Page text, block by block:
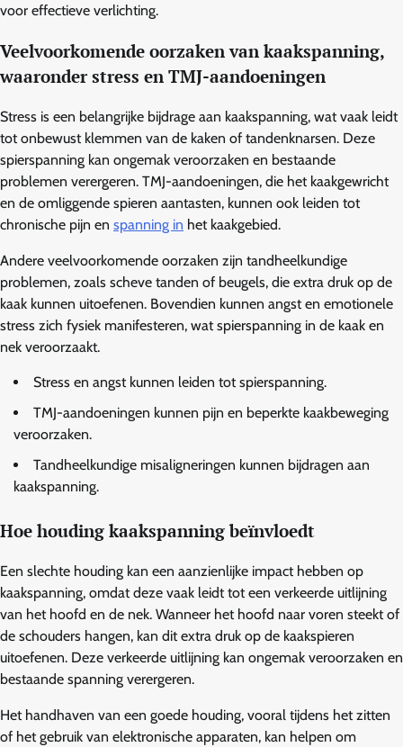
voor effectieve verlichting.
Veelvoorkomende oorzaken van kaakspanning,
waaronder stress en TMJ-aandoeningen
Stress is een belangrijke bijdrage aan kaakspanning, wat vaak leidt
tot onbewust klemmen van de kaken of tandenknarsen. Deze
spierspanning kan ongemak veroorzaken en bestaande
problemen verergeren. TMJ-aandoeningen, die het kaakgewricht
en de omliggende spieren aantasten, kunnen ook leiden tot
chronische pijn en spanning in het kaakgebied.
Andere veelvoorkomende oorzaken zijn tandheelkundige
problemen, zoals scheve tanden of beugels, die extra druk op de
kaak kunnen uitoefenen. Bovendien kunnen angst en emotionele
stress zich fysiek manifesteren, wat spierspanning in de kaak en
nek veroorzaakt.
Stress en angst kunnen leiden tot spierspanning.
TMJ-aandoeningen kunnen pijn en beperkte kaakbeweging
veroorzaken.
Tandheelkundige misaligneringen kunnen bijdragen aan
kaakspanning.
Hoe houding kaakspanning beïnvloedt
Een slechte houding kan een aanzienlijke impact hebben op
kaakspanning, omdat deze vaak leidt tot een verkeerde uitlijning
van het hoofd en de nek. Wanneer het hoofd naar voren steekt of
de schouders hangen, kan dit extra druk op de kaakspieren
uitoefenen. Deze verkeerde uitlijning kan ongemak veroorzaken en
bestaande spanning verergeren.
Het handhaven van een goede houding, vooral tijdens het zitten
of het gebruik van elektronische apparaten, kan helpen om